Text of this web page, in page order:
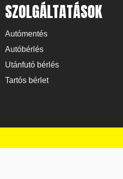
SZOLGÁLTATÁSOK
Autómentés
Autóbérlés
Utánfutó bérlés
Tartós bérlet